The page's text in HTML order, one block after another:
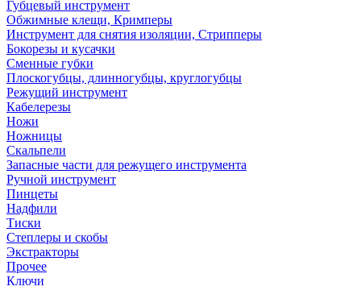
Губцевый инструмент
Обжимные клещи, Кримперы
Инструмент для снятия изоляции, Стрипперы
Бокорезы и кусачки
Сменные губки
Плоскогубцы, длинногубцы, круглогубцы
Режущий инструмент
Кабелерезы
Ножи
Ножницы
Скальпели
Запасные части для режущего инструмента
Ручной инструмент
Пинцеты
Надфили
Тиски
Степлеры и скобы
Экстракторы
Прочее
Ключи